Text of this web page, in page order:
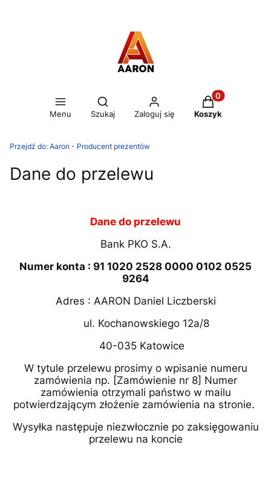
Menu
Otwórz wyszukiwarkę
Szukaj Zaloguj się
Produkty w
Koszyk
Przejdź do: Aaron - Producent prezentów
Dane do przelewu
Dane do przelewu
Bank PKO S.A.
Numer konta : 91 1020 2528 0000 0102 0525
9264
Adres : AARON Daniel Liczberski
ul. Kochanowskiego 12a/8
40-035 Katowice
W tytule przelewu prosimy o wpisanie numeru
zamówienia np. [Zamówienie nr 8] Numer
zamówienia otrzymali państwo w mailu
potwierdzającym złożenie zamówienia na stronie.
Wysyłka następuje niezwłocznie po zaksięgowaniu
przelewu na koncie